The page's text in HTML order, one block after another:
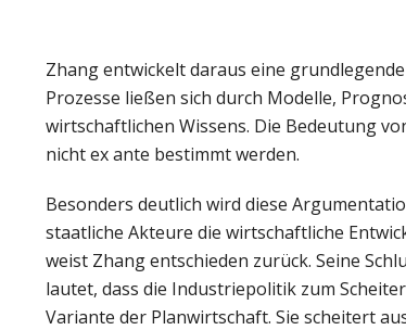
Zhang entwickelt daraus eine
Prozesse ließen sich durch Modelle,
wirtschaftlichen Wissens. Die Bedeutung
nicht ex ante bestimmt werden.
Besonders deutlich wird diese
staatliche Akteure die wirtschaftliche
weist Zhang entschieden zurück. Seine
lautet, dass die Industriepolitik zum
Variante der Planwirtschaft. Sie scheitert